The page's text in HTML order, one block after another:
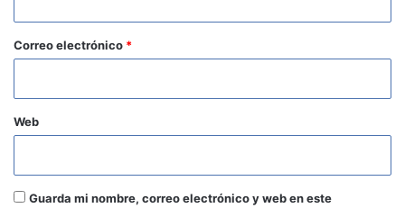
*
Correo electrónico *
Web
Guarda mi nombre, correo electrónico y web en este